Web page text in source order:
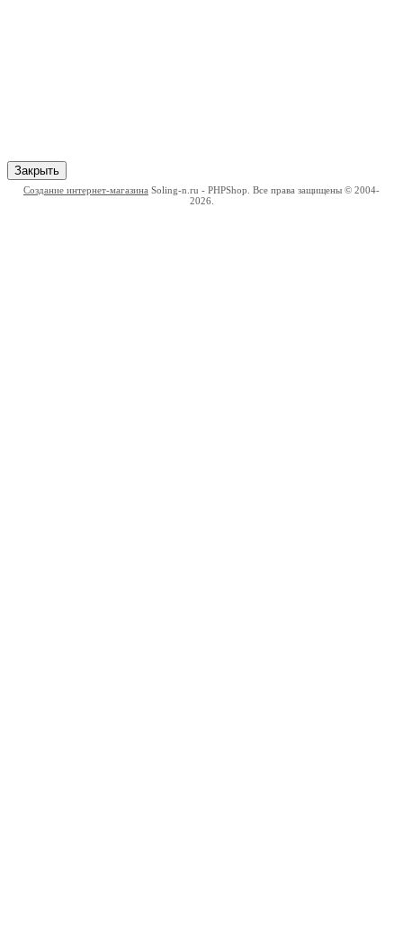
Закрыть
Создание интернет-магазина Soling-n.ru - PHPShop. Все права защищены © 2004-
2026.